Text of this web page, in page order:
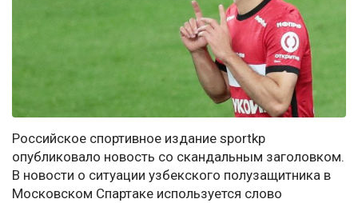
Российское спортивное издание sportkp
опубликовало новость со скандальным заголовком.
В новости о ситуации узбекского полузащитника в
Московском Спартаке используется слово